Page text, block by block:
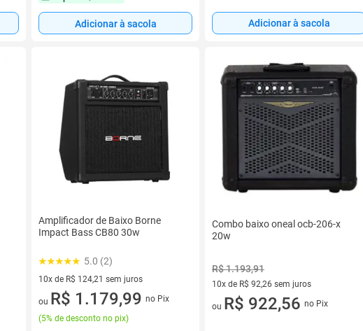
Adicionar à sacola Adicionar à sacola
Amplificador de Baixo Borne
Impact Bass CB80 30w
5.0 (2)
10x de R$ 124,21 sem juros
10 vez de R$ 124,21 sem juros
ou R$ 1.179,99 no Pix
(5% de desconto no pix)
Combo baixo oneal ocb-206-x
20w
R$ 1.193,91
10x de R$ 92,26 sem juros
10 vez de R$ 92,26 sem juros
ou R$ 922,56 no Pix